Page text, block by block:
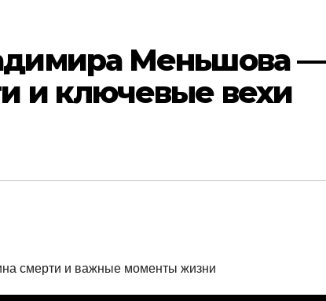
Меньшова —
и ключевые вехи